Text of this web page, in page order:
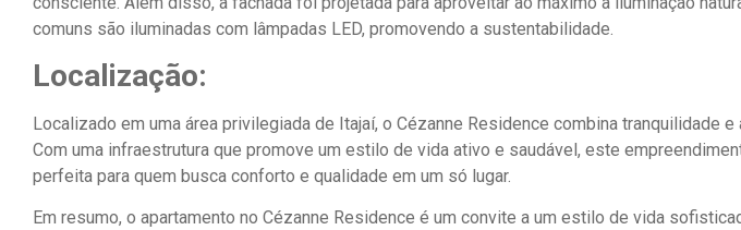
comuns são iluminadas com lâmpadas LED, promovendo a sustentabilidade.
Localização:
Localizado em uma área privilegiada de Itajaí, o Cézanne Residence combina tranquilidade
Com uma infraestrutura que promove um estilo de vida ativo e saudável, este
perfeita para quem busca conforto e qualidade em um só lugar.
Em resumo, o apartamento no Cézanne Residence é um convite a um estilo de vida